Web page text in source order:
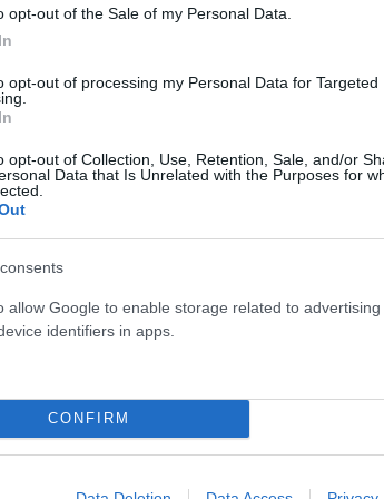
opt-out of the Sale of my Personal Data.
opt-out of processing my Personal Data for Targeted
opt-out of Collection, Use, Retention, Sale, and/or
Data that Is Unrelated with the Purposes for
allow Google to enable storage related to
identifiers in apps.
CONFIRM
με την οποία, μετά την επισκευή
με τον μάρτυρα να απαντά
Αρχές στο πλαίσιο της έρευνας
προμελέτης.
των
εντοπιστεί λεκές που παραπέμπει